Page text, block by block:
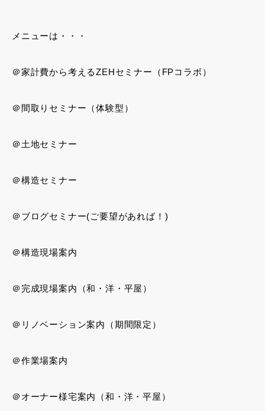
メニューは・・・
＠家計費から考えるZEHセミナー（FPコラボ）
＠間取りセミナー（体験型）
＠土地セミナー
＠構造セミナー
＠ブログセミナー(ご要望があれば！)
＠構造現場案内
＠完成現場案内（和・洋・平屋）
＠リノベーション案内（期間限定）
＠作業場案内
＠オーナー様宅案内（和・洋・平屋）